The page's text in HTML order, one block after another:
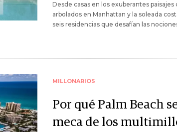
Desde casas en los exuberantes
arbolados en Manhattan y la soleada
seis residencias que desafían las
MILLONARIOS
Por qué Palm Beach
meca de los